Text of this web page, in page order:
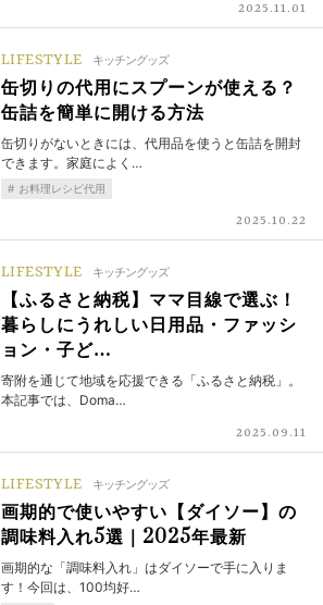
2025.11.01
LIFESTYLE キッチングッズ
缶切りの代用にスプーンが使える？
缶詰を簡単に開ける方法
缶切りがないときには、代用品を使うと缶詰を開封
できます。家庭によく…
お料理レシピ代用
2025.10.22
LIFESTYLE キッチングッズ
【ふるさと納税】ママ目線で選ぶ！
暮らしにうれしい日用品・ファッシ
ョン・子ど…
寄附を通じて地域を応援できる「ふるさと納税」。
本記事では、Doma…
2025.09.11
LIFESTYLE キッチングッズ
画期的で使いやすい【ダイソー】の
調味料入れ5選｜2025年最新
画期的な「調味料入れ」はダイソーで手に入りま
す！今回は、100均好…